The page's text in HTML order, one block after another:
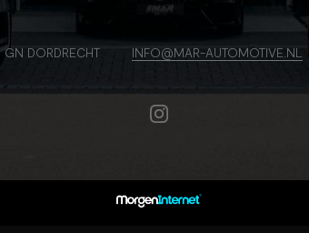
GN DORDRECHT INFO@MAR-AUTOMOTIVE.NL